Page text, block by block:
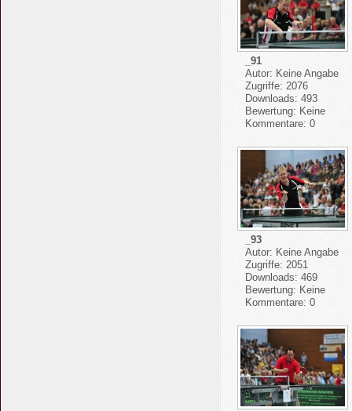
_91
Autor: Keine Angabe
Zugriffe: 2076
Downloads: 493
Bewertung: Keine
Kommentare: 0
_93
Autor: Keine Angabe
Zugriffe: 2051
Downloads: 469
Bewertung: Keine
Kommentare: 0